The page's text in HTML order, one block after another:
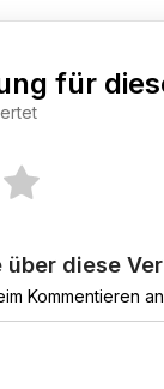
für
über diese
Kommentieren an